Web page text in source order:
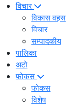
विचार
विकास वहस
विचार
सम्पादकीय
पालिका
अटो
फोकस
फोकस
विशेष